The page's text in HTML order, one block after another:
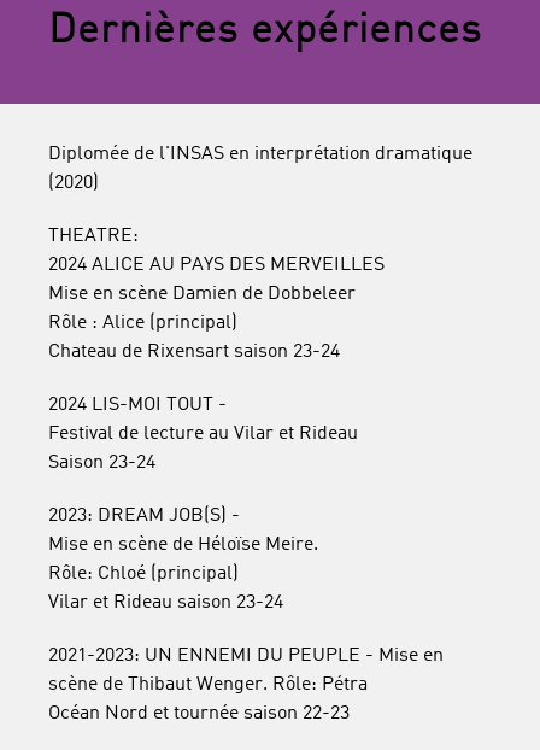
Dernières expériences
Diplomée de l'INSAS en interprétation dramatique
(2020)
THEATRE:
2024 ALICE AU PAYS DES MERVEILLES
Mise en scène Damien de Dobbeleer
Rôle : Alice (principal)
Chateau de Rixensart saison 23-24
2024 LIS-MOI TOUT -
Festival de lecture au Vilar et Rideau
Saison 23-24
2023: DREAM JOB(S) -
Mise en scène de Héloïse Meire.
Rôle: Chloé (principal)
Vilar et Rideau saison 23-24
2021-2023: UN ENNEMI DU PEUPLE - Mise en
scène de Thibaut Wenger. Rôle: Pétra
Océan Nord et tournée saison 22-23